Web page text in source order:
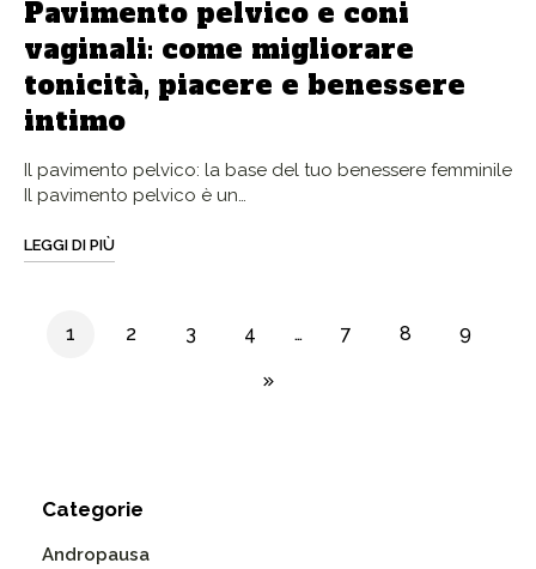
Pavimento pelvico e coni
vaginali: come migliorare
tonicità, piacere e benessere
intimo
Il pavimento pelvico: la base del tuo benessere femminile
Il pavimento pelvico è un…
LEGGI DI PIÙ
1 2 3 4 … 7 8 9
Categorie
Andropausa